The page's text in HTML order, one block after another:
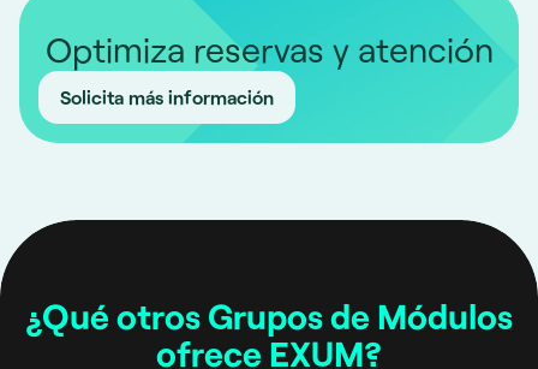
Optimiza reservas y atención
Solicita más información
¿Qué otros Grupos de Módulos
ofrece EXUM?